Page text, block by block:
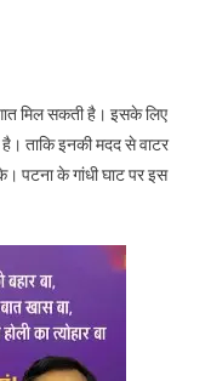
मिल सकती है। इसके लिए
है। ताकि इनकी मदद से वाटर
पटना के गांधी घाट पर इस